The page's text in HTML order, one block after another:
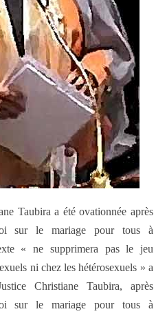
Taubira a été ovationnée après
sur le mariage pour tous à
« ne supprimera pas le jeu
ni chez les hétérosexuels » a
Christiane Taubira, après
sur le mariage pour tous à